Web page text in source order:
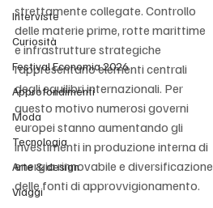
Interviste
Curiosità
Festival Economia 2026
Approfondimenti
Moda
Tecnologia
Arte & design
Viaggi
strettamente collegate. Controllo
delle materie prime, rotte marittime
e infrastrutture strategiche
rappresentano elementi centrali
degli equilibri internazionali. Per
questo motivo numerosi governi
europei stanno aumentando gli
investimenti in produzione interna di
energia rinnovabile e diversificazione
delle fonti di approvvigionamento.